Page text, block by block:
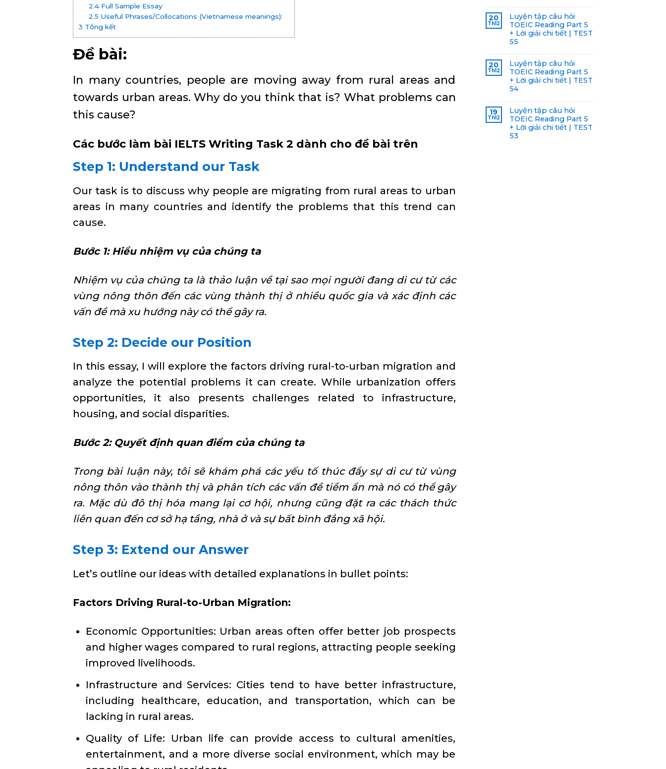
2.4Full Sample Essay
2.5 Useful Phrases/Collocations (Vietnamese meanings):
3 Tổng kết
Đề bài:
In many countries, people are moving away from rural areas and
towards urban areas. Why do you think that is? What problems can
this cause?
Các bước làm bài IELTS Writing Task 2 dành cho đề bài trên
Step 1: Understand our Task
Our task is to discuss why people are migrating from rural areas to urban
areas in many countries and identify the problems that this trend can
cause.
Bước 1: Hiểu nhiệm vụ của chúng ta
Nhiệm vụ của chúng ta là thảo luận về tại sao mọi người đang di cư từ các
vùng nông thôn đến các vùng thành thị ở nhiều quốc gia và xác định các
vấn đề mà xu hướng này có thể gây ra.
Step 2: Decide our Position
In this essay, I will explore the factors driving rural-to-urban migration and
analyze the potential problems it can create. While urbanization offers
opportunities, it also presents challenges related to infrastructure,
housing, and social disparities.
Bước 2: Quyết định quan điểm của chúng ta
Trong bài luận này, tôi sẽ khám phá các yếu tố thúc đẩy sự di cư từ vùng
nông thôn vào thành thị và phân tích các vấn đề tiềm ẩn mà nó có thể gây
ra. Mặc dù đô thị hóa mang lại cơ hội, nhưng cũng đặt ra các thách thức
liên quan đến cơ sở hạ tầng, nhà ở và sự bất bình đẳng xã hội.
Step 3: Extend our Answer
Let’s outline our ideas with detailed explanations in bullet points:
Factors Driving Rural-to-Urban Migration:
Economic Opportunities: Urban areas often offer better job prospects
and higher wages compared to rural regions, attracting people seeking
improved livelihoods.
Infrastructure and Services: Cities tend to have better infrastructure,
including healthcare, education, and transportation, which can be
lacking in rural areas.
Quality of Life: Urban life can provide access to cultural amenities,
entertainment, and a more diverse social environment, which may be
20
Th12
Luyện tập câu hỏi
TOEIC Reading Part 5
+ Lời giải chi tiết | TEST
55
20
Th12
Luyện tập câu hỏi
TOEIC Reading Part 5
+ Lời giải chi tiết | TEST
54
19
Th12
Luyện tập câu hỏi
TOEIC Reading Part 5
+ Lời giải chi tiết | TEST
53